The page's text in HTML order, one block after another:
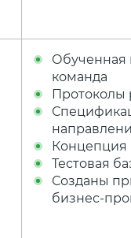
Обученная
команда
Концепция
Тестовая
Созданы
бизнес-